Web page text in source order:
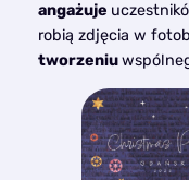
angażuje
robią zdjęcia w
tworzeniu